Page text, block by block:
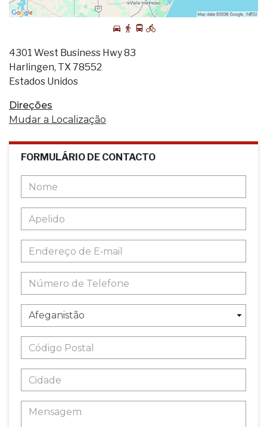
4301 West Business Hwy 83
Harlingen, TX 78552
Estados Unidos
Direções
Mudar a Localização
FORMULÁRIO DE CONTACTO